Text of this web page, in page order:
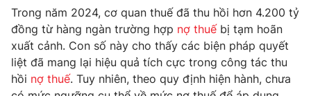
Thị trường
Góc doanh nghiệp
Truyền hình
Phim VTV
Hậu trường
Giải trí
Trong năm 2024, cơ quan thuế đã thu hồi hơn 4.200 tỷ
đồng từ hàng ngàn trường hợp nợ thuếbị tạm hoãn
xuất cảnh. Con số này cho thấy các biện pháp quyết
liệt đã mang lại hiệu quả tích cực trong công tác thu
hồi nợ thuế. Tuy nhiên, theo quy định hiện hành, chưa